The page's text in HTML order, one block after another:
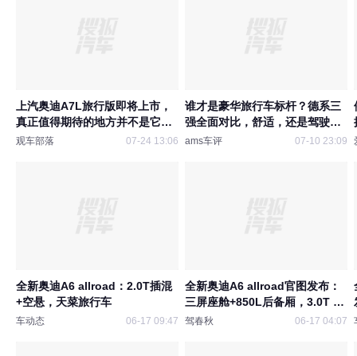
上汽奥迪A7L旅行版即将上市，
真正值得期待的地方并不是它的
外观
观车部落 07-24 13:06
谁才是豪华旅行车标杆？德系三
强全面对比，舒适，还是驾驶乐
趣？
ams车评 07-10 23:09
全新奥迪A6 allroad：2.0T插混
+空悬，天菜旅行车
车动态 06-17 09:47
全新奥迪A6 allroad官图发布：
三屏座舱+850L后备厢，3.0T V6
轻混
驾春秋 06-17 04:07